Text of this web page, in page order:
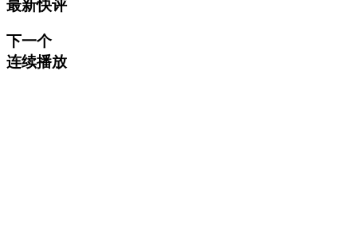
最新快评
下一个
连续播放